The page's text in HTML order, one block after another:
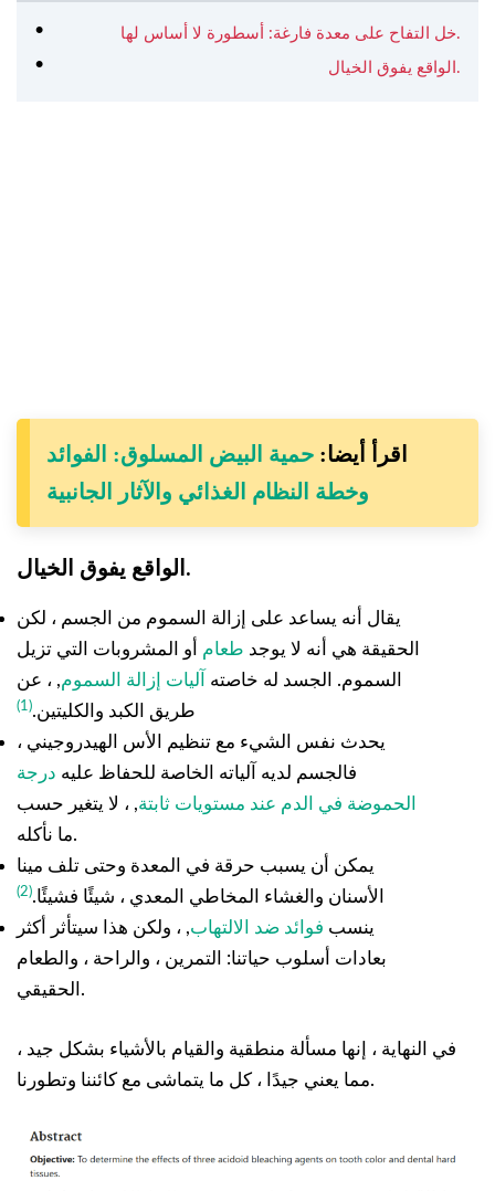
خل التفاح على معدة فارغة: أسطورة لا أساس لها.
الواقع يفوق الخيال.
اقرأ أيضا: حمية البيض المسلوق: الفوائد
وخطة النظام الغذائي والآثار الجانبية
الواقع يفوق الخيال.
يقال أنه يساعد على إزالة السموم من الجسم ، لكن
الحقيقة هي أنه لا يوجد طعام
أو المشروبات التي تزيل
السموم. الجسد له خاصته
آليات إزالة السموم, ، عن
طريق الكبد والكليتين.(1)
يحدث نفس الشيء مع تنظيم الأس الهيدروجيني ،
فالجسم لديه آلياته الخاصة للحفاظ عليه درجة
الحموضة في الدم عند مستويات ثابتة, ، لا يتغير حسب
ما نأكله.
يمكن أن يسبب حرقة في المعدة وحتى تلف مينا
الأسنان والغشاء المخاطي المعدي ، شيئًا فشيئًا.(2)
ينسب فوائد ضد الالتهاب, ، ولكن هذا سيتأثر أكثر
بعادات أسلوب حياتنا: التمرين ، والراحة ، والطعام
الحقيقي.
في النهاية ، إنها مسألة منطقية والقيام بالأشياء بشكل جيد ،
مما يعني جيدًا ، كل ما يتماشى مع كائننا وتطورنا.